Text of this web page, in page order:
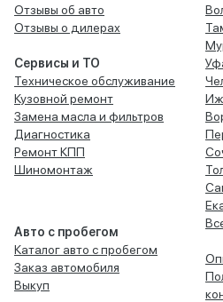
Отзывы об авто
Отзывы о дилерах
Сервисы и ТО
Техническое обслуживание
Кузовной ремонт
Замена масла и фильтров
Диагностика
Ремонт КПП
Шиномонтаж
Авто с пробегом
Каталог авто с пробегом
Заказ автомобиля
Выкуп